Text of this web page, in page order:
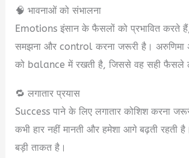
🧠 भावनाओं को संभालना
Emotions इंसान के फैसलों को प्रभावित करते
समझना और control करना जरूरी है।
को balance में रखती है, जिससे वह सही फैसले
🔁 लगातार प्रयास
Success पाने के लिए लगातार कोशिश करना
कभी हार नहीं मानती और हमेशा आगे बढ़ती रहती
बड़ी ताकत है।